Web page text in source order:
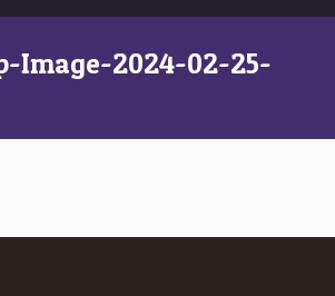
Image-2024-02-25-